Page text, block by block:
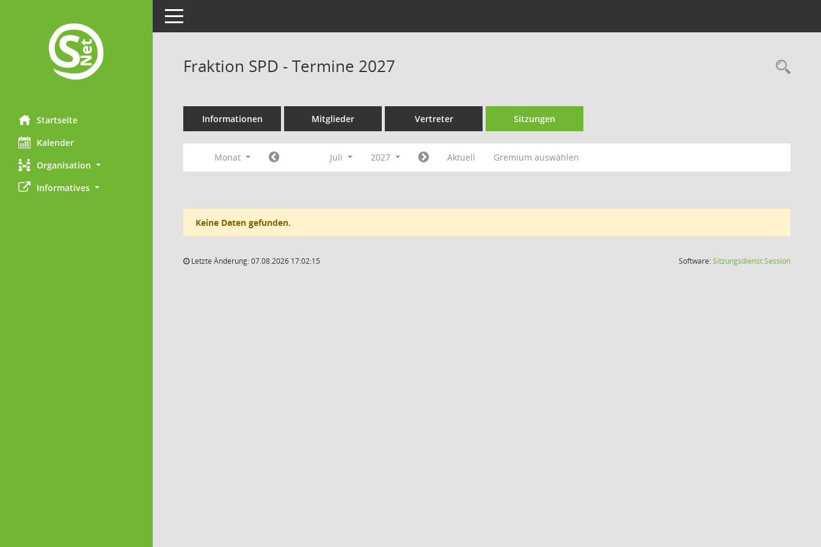
Startseite
Kalender
Organisation
Informatives
Toggle navigation
Fraktion SPD - Termine 2027
Informationen Mitglieder Vertreter Sitzungen
Monat Juli 2027 Aktuell Gremium auswählen
Keine Daten gefunden.
Letzte Änderung: 07.08.2026 17:02:15 Software:SitzungsdienstSession(Wird in